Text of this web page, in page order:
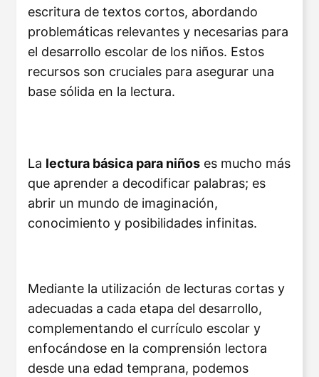
escritura de textos cortos, abordando
problemáticas relevantes y necesarias para
el desarrollo escolar de los niños​​. Estos
recursos son cruciales para asegurar una
base sólida en la lectura.
La lectura básica para niños es mucho más
que aprender a decodificar palabras; es
abrir un mundo de imaginación,
conocimiento y posibilidades infinitas.
Mediante la utilización de lecturas cortas y
adecuadas a cada etapa del desarrollo,
complementando el currículo escolar y
enfocándose en la comprensión lectora
desde una edad temprana, podemos